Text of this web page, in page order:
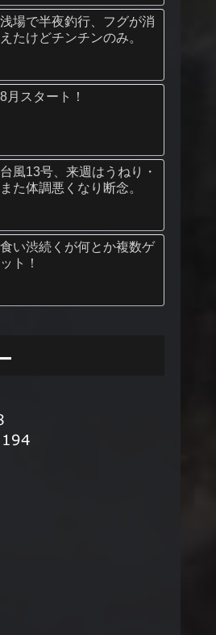
浅場で半夜釣行、フグが消
えたけどチンチンのみ。
8月スタート！
台風13号、来週はうねり・
また体調悪くなり断念。
食い渋続くが何とか複数ゲ
ット！